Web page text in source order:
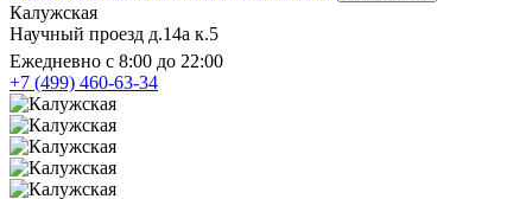
Калужская
Научный проезд д.14а к.5
Ежедневно с 8:00 до 22:00
+7 (499) 460-63-34